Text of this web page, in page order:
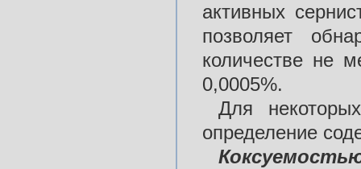
активных
позволяет
количестве не
0,0005%.
Для
определение